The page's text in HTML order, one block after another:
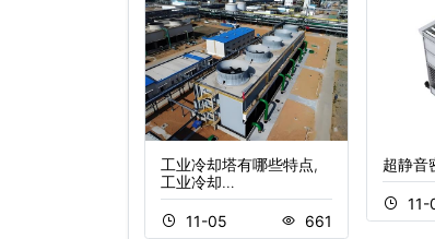
工业冷却塔有哪些特点,
工业冷却…
11-05 661
超静音
11-